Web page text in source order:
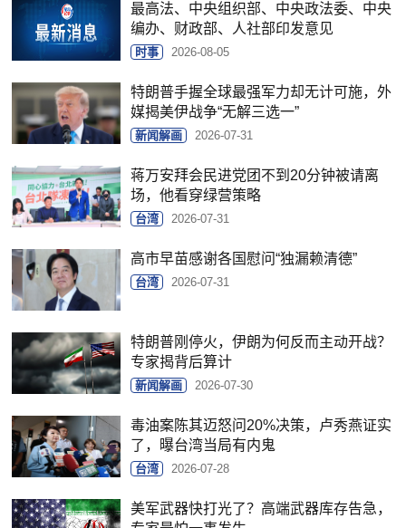
最高法、中央组织部、中央政法委、中央
编办、财政部、人社部印发意见
时事 2026-08-05
特朗普手握全球最强军力却无计可施，外
媒揭美伊战争“无解三选一”
新闻解画 2026-07-31
蒋万安拜会民进党团不到20分钟被请离
场，他看穿绿营策略
台湾 2026-07-31
高市早苗感谢各国慰问“独漏赖清德”
台湾 2026-07-31
特朗普刚停火，伊朗为何反而主动开战？
专家揭背后算计
新闻解画 2026-07-30
毒油案陈其迈怒问20%决策，卢秀燕证实
了，曝台湾当局有内鬼
台湾 2026-07-28
美军武器快打光了？高端武器库存告急，